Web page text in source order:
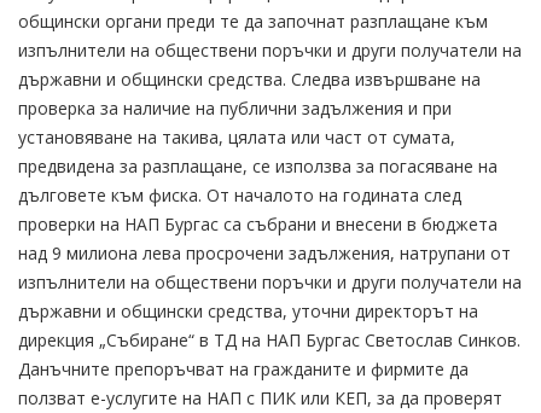
общински органи преди те да започнат разплащане към
изпълнители на обществени поръчки и други получатели на
държавни и общински средства. Следва извършване на
проверка за наличие на публични задължения и при
установяване на такива, цялата или част от сумата,
предвидена за разплащане, се използва за погасяване на
дълговете към фиска. От началото на годината след
проверки на НАП Бургас са събрани и внесени в бюджета
над 9 милиона лева просрочени задължения, натрупани от
изпълнители на обществени поръчки и други получатели на
държавни и общински средства, уточни директорът на
дирекция „Събиране“ в ТД на НАП Бургас Светослав Синков.
Данъчните препоръчват на гражданите и фирмите да
ползват е-услугите на НАП с ПИК или КЕП, за да проверят